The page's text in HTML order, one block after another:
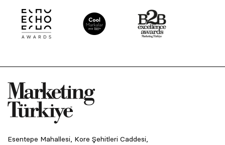
Esentepe Mahallesi, Kore Şehitleri Caddesi,